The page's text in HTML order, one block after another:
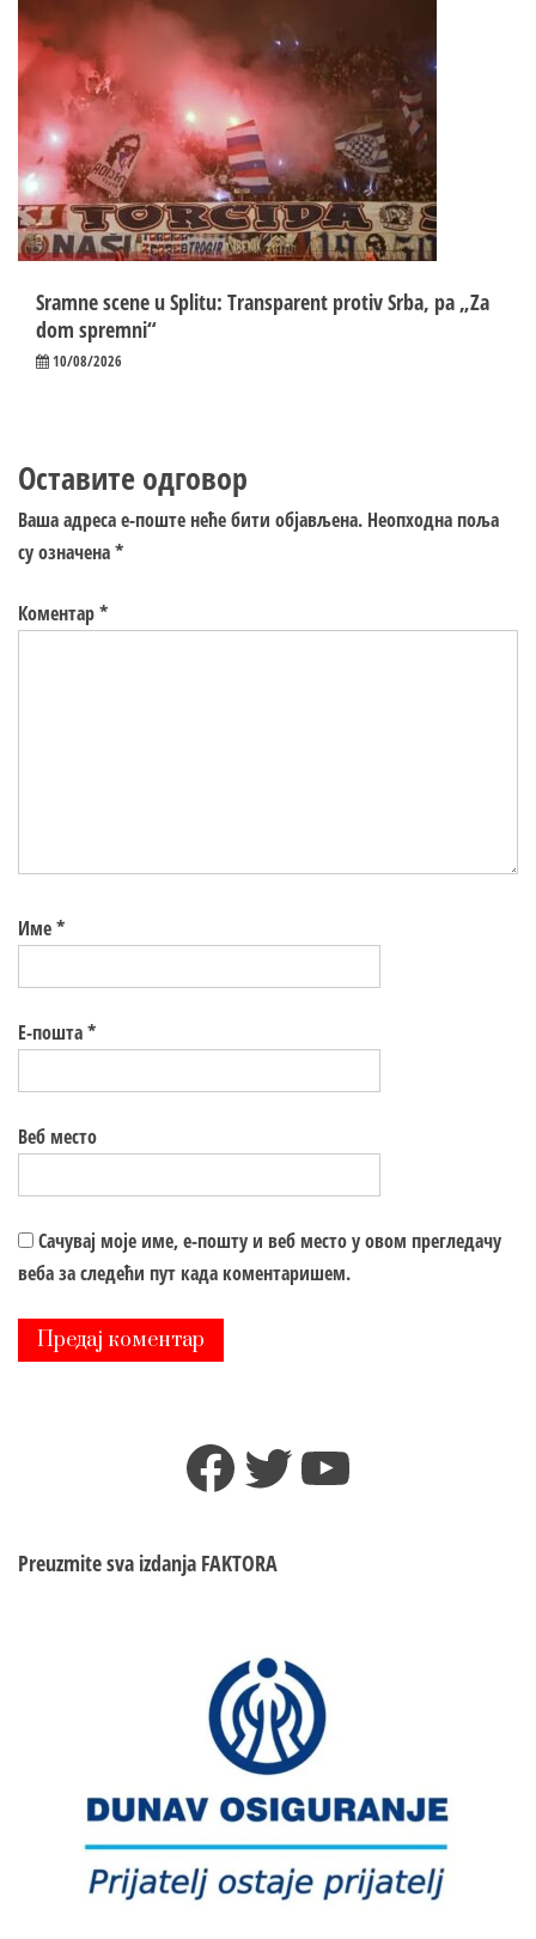
Sramne scene u Splitu: Transparent protiv Srba, pa „Za
dom spremni“
10/08/2026
Оставите одговор
Ваша адреса е-поште неће бити објављена. Неопходна поља
су означена*
Коментар*
Име*
Е-пошта*
Веб место
Сачувај моје име, е-пошту и веб место у овом прегледачу
веба за следећи пут када коментаришем.
Facebook
TwitterYouTube
Preuzmite sva izdanja FAKTORA